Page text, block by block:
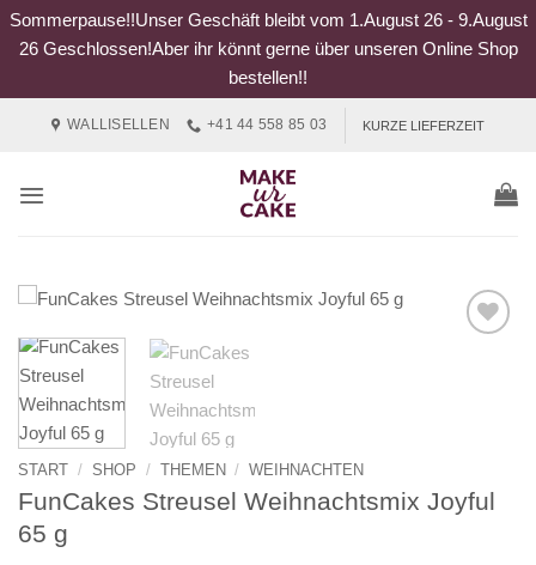
Sommerpause!!Unser Geschäft bleibt vom 1.August 26 - 9.August
26 Geschlossen!Aber ihr könnt gerne über unseren Online Shop
bestellen!!
WALLISELLEN +41 44 558 85 03 KURZE LIEFERZEIT
START / SHOP / THEMEN / WEIHNACHTEN
FunCakes Streusel Weihnachtsmix Joyful
65 g